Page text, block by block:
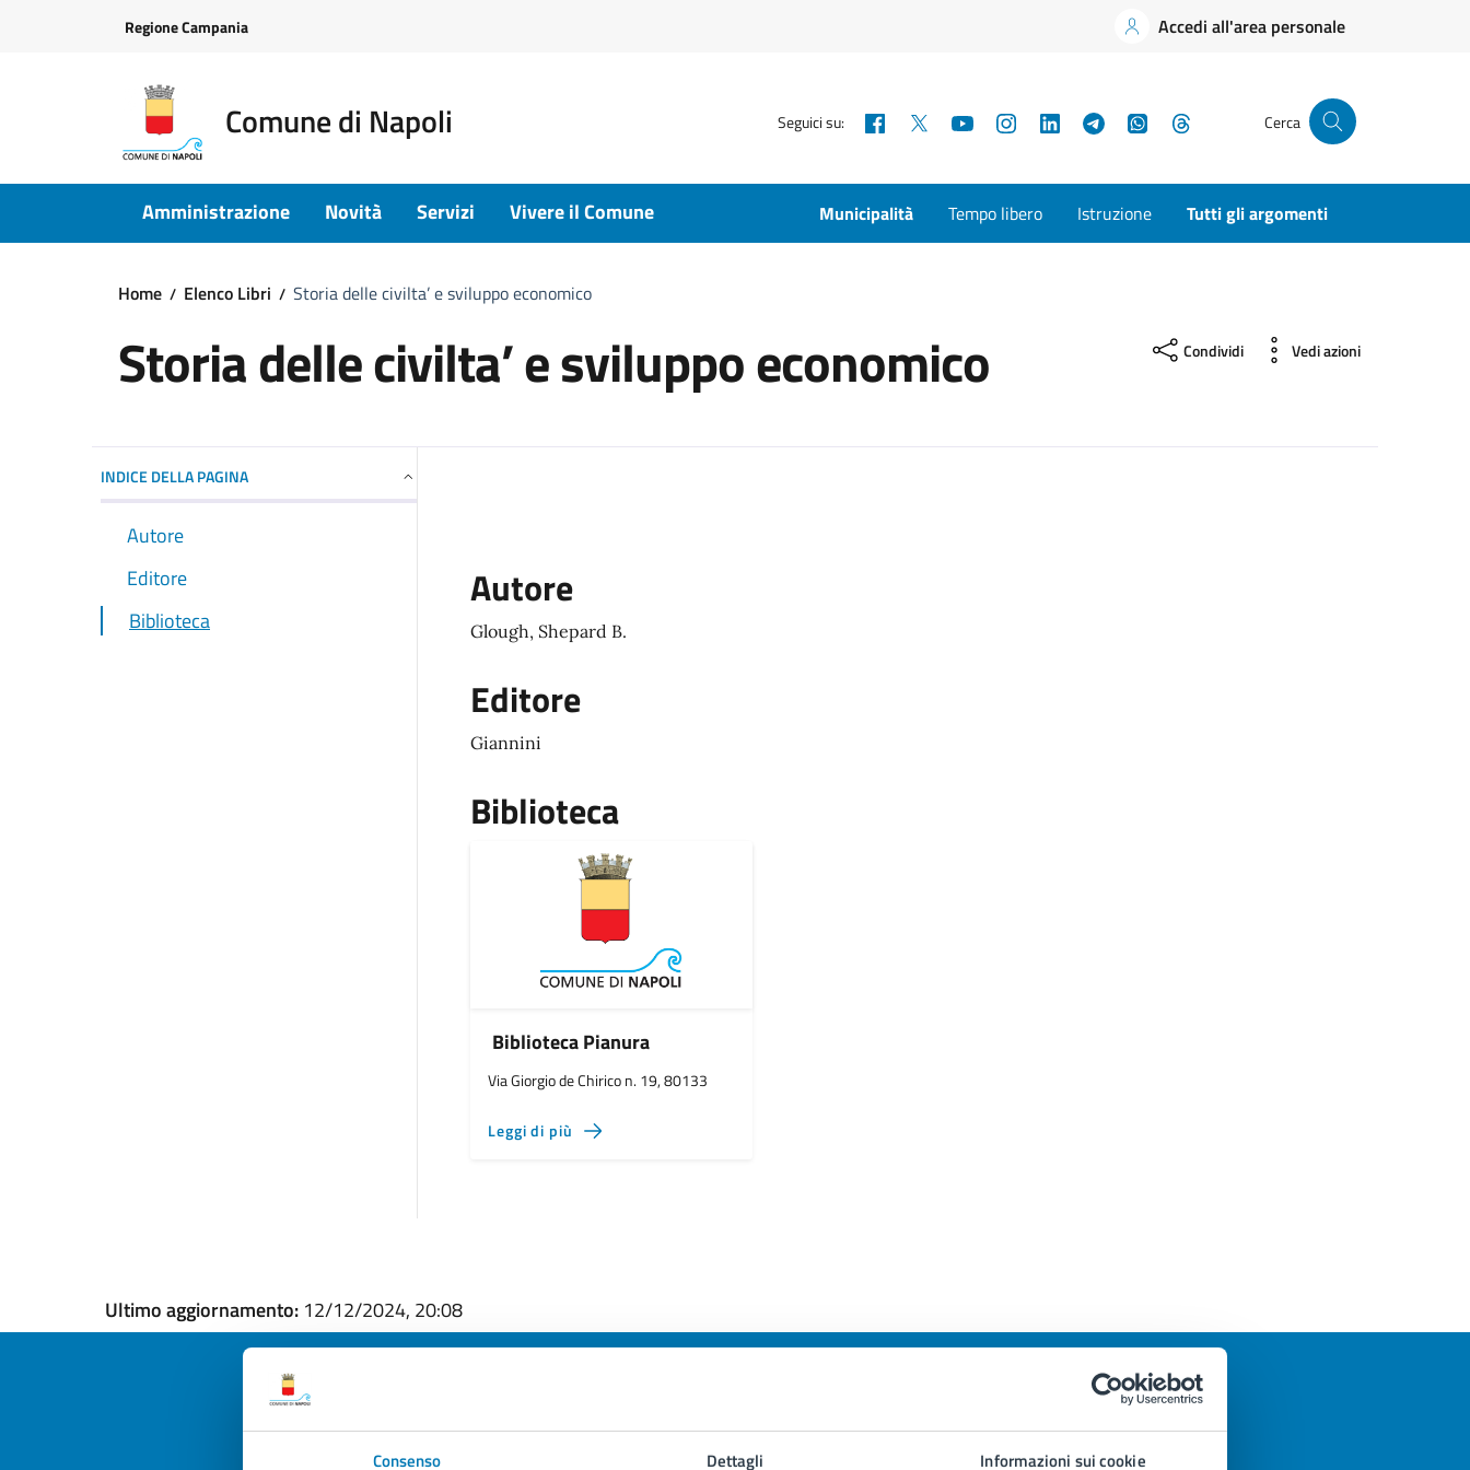
Consenso Dettagli Informazioni sui cookie
Regione Campania Accedi all'area personale
Comune di Napoli Seguici su: Facebook YouTubeInstagramLinkedInTelegramWhatsApp Cerca
Amministrazione Novità Servizi Vivere il Comune Municipalità Tempo libero Istruzione Tutti gli argomenti
Home Elenco Libri Storia delle civilta’ e sviluppo economico
Storia delle civilta’ e sviluppo economico Condividi Vedi azioni
INDICE DELLA PAGINA
Autore
Editore
Biblioteca
Autore
Glough, Shepard B.
Editore
Giannini
Biblioteca
Biblioteca Pianura
Via Giorgio de Chirico n. 19, 80133
Leggi di più
Ultimo aggiornamento: 12/12/2024, 20:08